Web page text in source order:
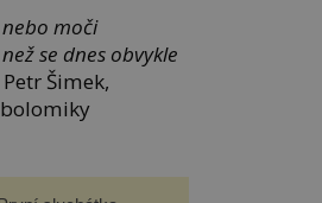
moči
se dnes obvykle
Šimek,